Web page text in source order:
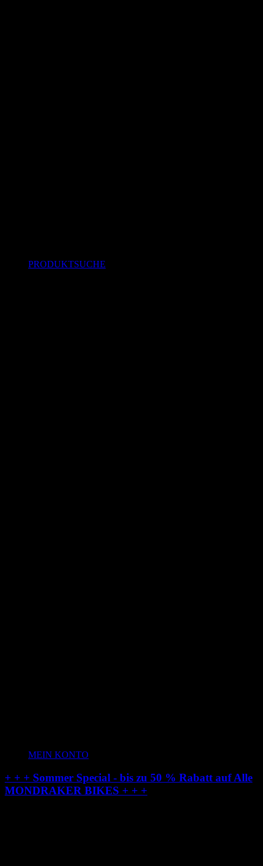
PRODUKTSUCHE
MEIN KONTO
+ + + Sommer Special - bis zu 50 % Rabatt auf Alle
MONDRAKER BIKES + + +